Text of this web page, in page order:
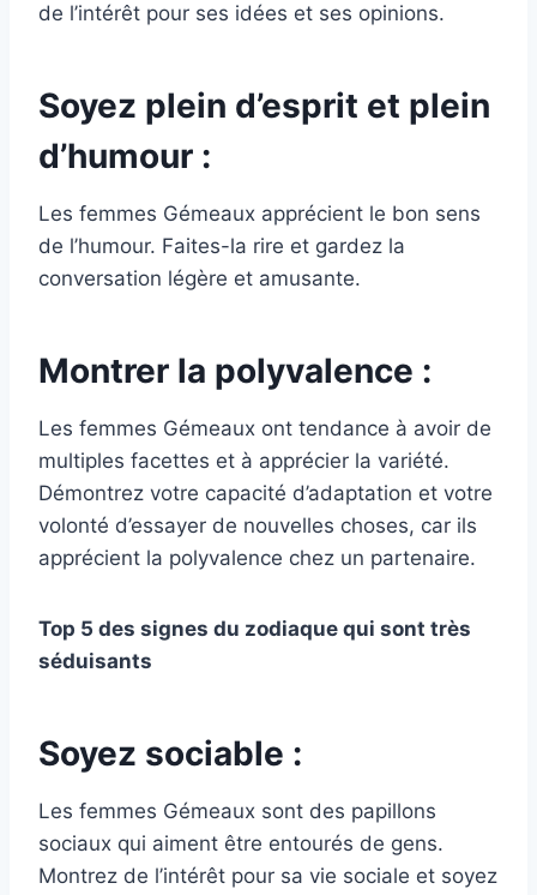
de l’intérêt pour ses idées et ses opinions.
Soyez plein d’esprit et plein
d’humour :
Les femmes Gémeaux apprécient le bon sens
de l’humour. Faites-la rire et gardez la
conversation légère et amusante.
Montrer la polyvalence :
Les femmes Gémeaux ont tendance à avoir de
multiples facettes et à apprécier la variété.
Démontrez votre capacité d’adaptation et votre
volonté d’essayer de nouvelles choses, car ils
apprécient la polyvalence chez un partenaire.
Top 5 des signes du zodiaque qui sont très
séduisants
Soyez sociable :
Les femmes Gémeaux sont des papillons
sociaux qui aiment être entourés de gens.
Montrez de l’intérêt pour sa vie sociale et soyez